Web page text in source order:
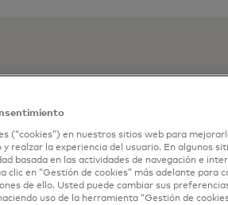
Apple Pay, una
ayuda a los consumidores a
otra persona, tocar botones
de iPhone para proteger cada
de crédito Mastercard o
del Banco BHD, Banco
(“cookies”) en nuestros sitios web para
realzar la experiencia del usuario. En algunos
basada en las actividades de navegación e
clic en “Gestión de cookies” más adelante para
de ello. Usted puede cambiar sus
uso de la herramienta “Gestión de